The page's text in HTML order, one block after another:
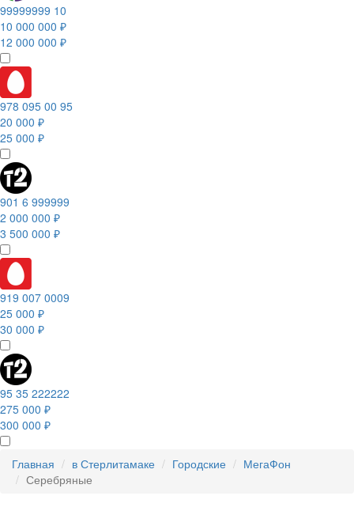
99999999 10
10 000 000 ₽
12 000 000 ₽
978 095 00 95
20 000 ₽
25 000 ₽
901 6 999999
2 000 000 ₽
3 500 000 ₽
919 007 0009
25 000 ₽
30 000 ₽
95 35 222222
275 000 ₽
300 000 ₽
Главная в Стерлитамаке Городские
МегаФон
Серебряные